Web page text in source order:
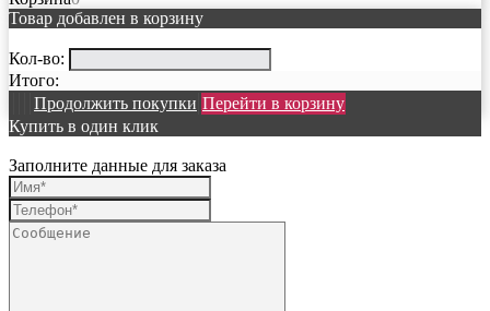
Товар добавлен в корзину
Кол-во:
Итого:
Продолжить покупки Перейти в корзину
Купить в один клик
Заполните данные для заказа